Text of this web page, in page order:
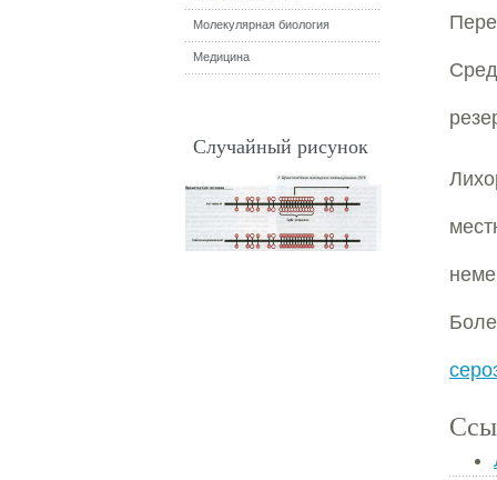
Молекулярная биология
Медицина
Случайный рисунок